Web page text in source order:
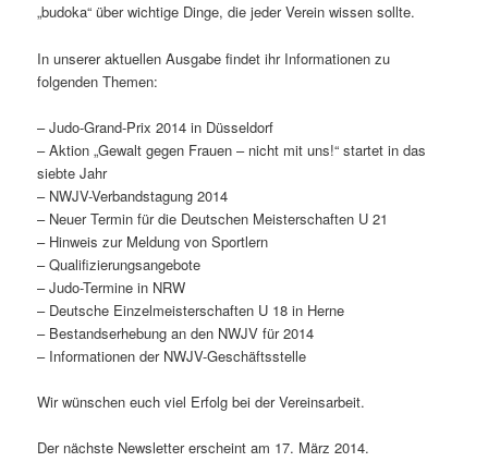
„budoka“ über wichtige Dinge, die jeder Verein wissen sollte.
In unserer aktuellen Ausgabe findet ihr Informationen zu
folgenden Themen:
– Judo-Grand-Prix 2014 in Düsseldorf
– Aktion „Gewalt gegen Frauen – nicht mit uns!“ startet in das
siebte Jahr
– NWJV-Verbandstagung 2014
– Neuer Termin für die Deutschen Meisterschaften U 21
– Hinweis zur Meldung von Sportlern
– Qualifizierungsangebote
– Judo-Termine in NRW
– Deutsche Einzelmeisterschaften U 18 in Herne
– Bestandserhebung an den NWJV für 2014
– Informationen der NWJV-Geschäftsstelle
Wir wünschen euch viel Erfolg bei der Vereinsarbeit.
Der nächste Newsletter erscheint am 17. März 2014.